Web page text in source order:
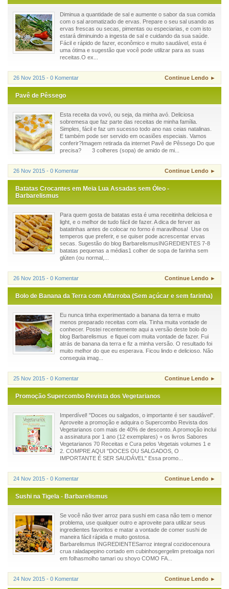
Diminua a quantidade de sal e aumente o sabor da sua comida
com o sal aromatizado de ervas. Prepare o seu sal usando as
ervas frescas ou secas, pimentas ou especiarias, e com isto
estará diminuindo a ingesta de sal e cuidando da sua saúde.
Fácil e rápido de fazer, econômico e muito saudável, esta é
uma ótima e sugestão que você pode utilizar para as suas
receitas.O ex...
26 Nov 2015 - 0 Komentar Continue Lendo ►
Pavê de Pêssego
Esta receita da vovó, ou seja, da minha avó. Deliciosa
sobremesa que faz parte das receitas de minha família.
Simples, fácil e faz um sucesso todo ano nas ceias natalinas.
E também pode ser servido em ocasiões especiais. Vamos
conferir?Imagem retirada da internet Pavê de Pêssego Do que
precisa? 3 colheres (sopa) de amido de mi...
26 Nov 2015 - 0 Komentar Continue Lendo ►
Batatas Crocantes em Meia Lua Assadas sem Óleo -
Barbarelismus
Para quem gosta de batatas esta é uma receitinha deliciosa e
light, e o melhor de tudo fácil de fazer. A dica de ferver as
batatinhas antes de colocar no forno é maravilhosa! Use os
temperos que preferir, e se quiser pode acrescentar ervas
secas. Sugestão do blog BarbarelismusINGREDIENTES 7-8
batatas pequenas a médias1 colher de sopa de farinha sem
glúten (ou normal,...
26 Nov 2015 - 0 Komentar Continue Lendo ►
Bolo de Banana da Terra com Alfarroba (Sem açúcar e sem farinha)
Eu nunca tinha experimentado a banana da terra e muito
menos preparado receitas com ela. Tinha muita vontade de
conhecer. Postei recentemente aqui a versão deste bolo do
blog Barbarelismus e fiquei com muita vontade de fazer. Fui
atrás de banana da terra e fiz a minha versão. O resultado foi
muito melhor do que eu esperava. Ficou lindo e delicioso. Não
conseguia imag...
25 Nov 2015 - 0 Komentar Continue Lendo ►
Promoção Supercombo Revista dos Vegetarianos
Imperdível! "Doces ou salgados, o importante é ser saudável".
Aproveite a promoção e adquira o Supercombo Revista dos
Vegetarianos com mais de 40% de desconto. A promoção inclui
a assinatura por 1 ano (12 exemplares) + os livros Sabores
Vegetarianos 70 Receitas e Cura pelos Vegetais volumes 1 e
2. COMPRE AQUI "DOCES OU SALGADOS, O
IMPORTANTE É SER SAUDÁVEL" Essa promo...
24 Nov 2015 - 0 Komentar Continue Lendo ►
Sushi na Tigela - Barbarelismus
Se você não tiver arroz para sushi em casa não tem o menor
problema, use qualquer outro e aproveite para utilizar seus
ingredientes favoritos e matar a vontade de comer sushi de
maneira fácil rápida e muito gostosa.
Barbarelismus INGREDIENTESarroz integral cozidocenoura
crua raladapepino cortado em cubinhosgergelim pretoalga nori
em folhasmolho tamari ou shoyo COMO FA...
24 Nov 2015 - 0 Komentar Continue Lendo ►